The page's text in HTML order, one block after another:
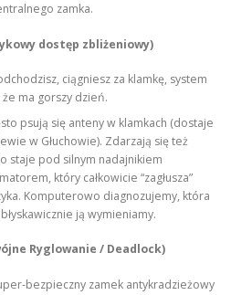
zamka.
dostęp zbliżeniowy)
ciągniesz za klamkę, system
ma gorszy dzień.
psują się anteny w klamkach (dostaje
w Głuchowie). Zdarzają się też
staje pod silnym nadajnikiem
który całkowicie “zagłusza”
Komputerowo diagnozujemy, która
ją wymieniamy.
Ryglowanie / Deadlock)
bezpieczny zamek antykradzieżowy